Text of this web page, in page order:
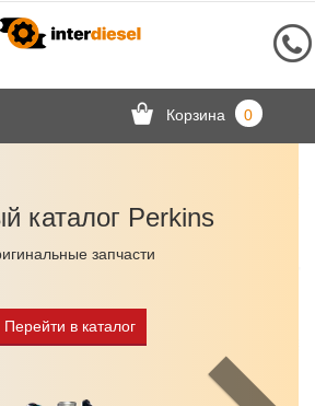
Корзина 0
каталог Perkins
запчасти
Перейти в каталог